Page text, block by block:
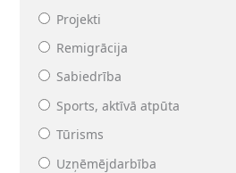
Projekti
Remigrācija
Sabiedrība
Sports, aktīvā atpūta
Tūrisms
Uzņēmējdarbība